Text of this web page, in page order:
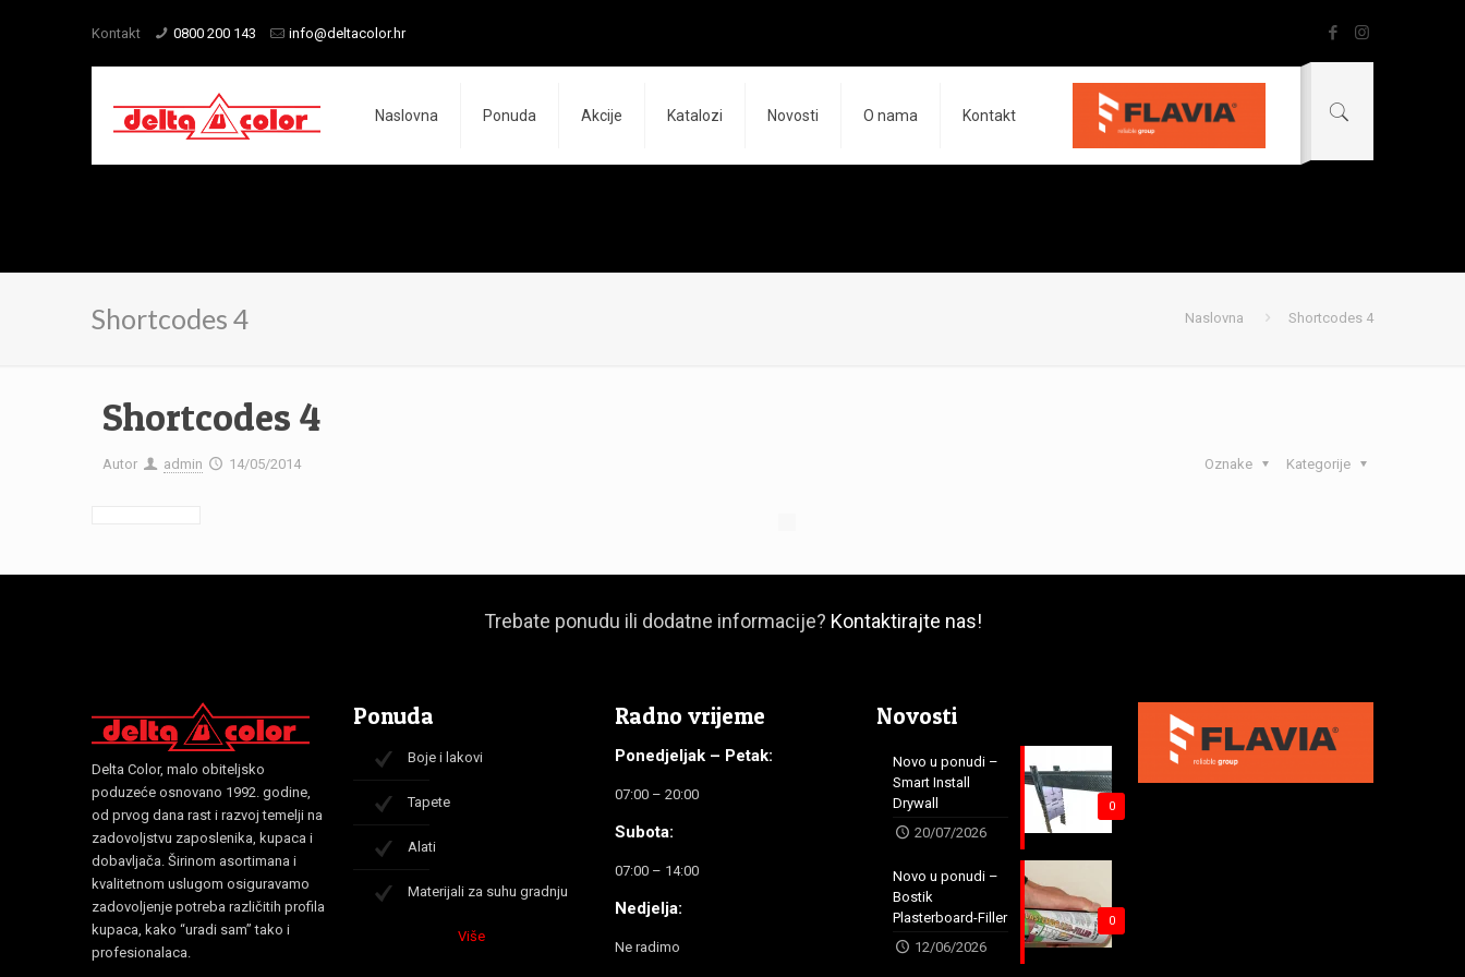
Kontakt 0800 200 143 info@deltacolor.hr
Naslovna Ponuda Akcije Katalozi Novosti O nama Kontakt
Shortcodes 4 Naslovna Shortcodes 4
Shortcodes 4
Autor admin 14/05/2014 Kategorije
Oznake
Trebate ponudu ili dodatne informacije? Kontaktirajte nas!
Delta Color, malo obiteljsko
poduzeće osnovano 1992. godine,
od prvog dana rast i razvoj temelji na
zadovoljstvu zaposlenika, kupaca i
dobavljača. Širinom asortimana i
kvalitetnom uslugom osiguravamo
zadovoljenje potreba različitih profila
kupaca, kako “uradi sam” tako i
profesionalaca.
Ponuda
Boje i lakovi
Tapete
Alati
Materijali za suhu gradnju
Više
Radno vrijeme
Ponedjeljak – Petak:
07:00 – 20:00
Subota:
07:00 – 14:00
Nedjelja:
Ne radimo
Novosti
0
Novo u ponudi –
Smart Install
Drywall
20/07/2026
0
Novo u ponudi –
Bostik
Plasterboard-Filler
12/06/2026